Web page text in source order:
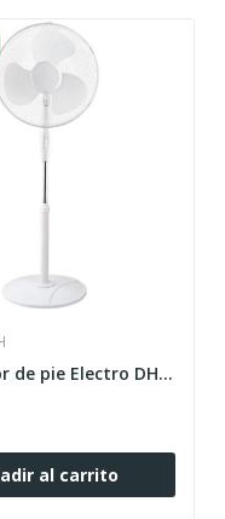
Ventilador de pie Electro DH 16" 40W
al carrito